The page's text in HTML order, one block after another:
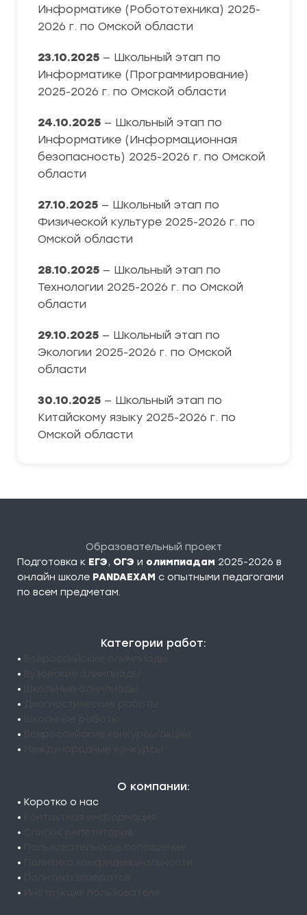
Информатике (Робототехника) 2025-
2026 г. по Омской области
23.10.2025 — Школьный этап по
Информатике (Программирование)
2025-2026 г. по Омской области
24.10.2025 — Школьный этап по
Информатике (Информационная
безопасность) 2025-2026 г. по Омской
области
27.10.2025 — Школьный этап по
Физической культуре 2025-2026 г. по
Омской области
28.10.2025 — Школьный этап по
Технологии 2025-2026 г. по Омской
области
29.10.2025 — Школьный этап по
Экологии 2025-2026 г. по Омской
области
30.10.2025 — Школьный этап по
Китайскому языку 2025-2026 г. по
Омской области
Образовательный проект
Подготовка к ЕГЭ, ОГЭ и олимпиадам 2025-2026 в
онлайн школе PANDAEXAM c опытными педагогами
по всем предметам.
Категории работ:
•
•
•
•
•
•
•
О компании:
• Коротко о нас
•
•
•
•
•
•